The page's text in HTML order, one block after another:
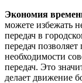
Экономия
можете избежать
передач в
передач позволяет
необходимости
передач. Это
делает движение